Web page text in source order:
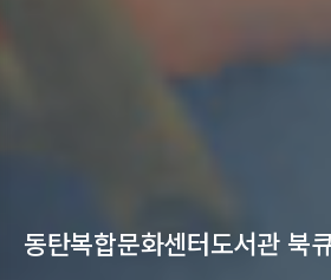
동탄복합문화센터도서관 북